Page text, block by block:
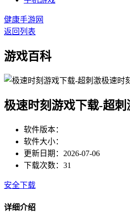
健康手游网
返回列表
游戏百科
极速时刻游戏下载-超
软件版本：
软件大小：
更新日期：2026-07-06
下载次数：31
安全下载
详细介绍